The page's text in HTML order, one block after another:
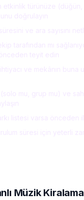
Müzik Kiralama